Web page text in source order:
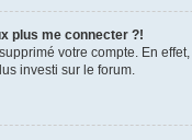
plus me connecter ?!
votre compte. En
investi sur le forum.